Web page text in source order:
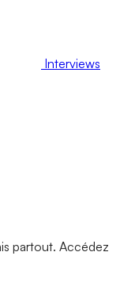
Interviews
partout. Accédez